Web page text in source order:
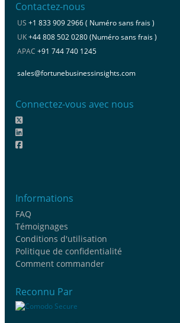
Contactez-nous
US +1 833 909 2966 ( Numéro sans frais )
UK+44 808 502 0280 (Numéro sans frais )
APAC +91 744 740 1245
sales@fortunebusinessinsights.com
Connectez-vous avec nous
Informations
FAQ
Témoignages
Conditions d'utilisation
Politique de confidentialité
Comment commander
Reconnu Par